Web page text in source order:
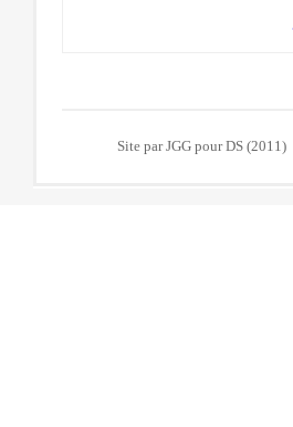
Site par JGG pour DS (2011)